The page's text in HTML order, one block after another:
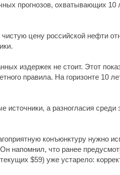
прогнозов, охватывающих 10
цену российской нефти
издержек не стоит. Этот
правила. На горизонте 10
источники, а разногласия среди
конъюнктуру нужно
напомнил, что ранее
$59) уже устарело: